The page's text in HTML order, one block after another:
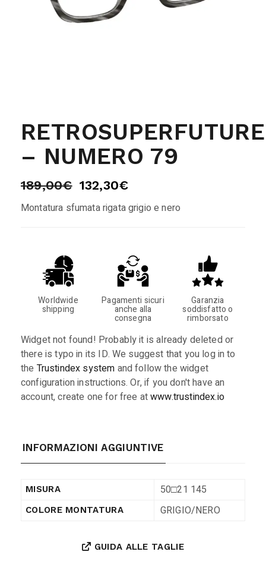
RETROSUPERFUTURE
– NUMERO 79
189,00€ 132,30€
Montatura sfumata rigata grigio e nero
Worldwide
shipping
Pagamenti sicuri
anche alla
consegna
Garanzia
soddisfatto o
rimborsato
Widget not found! Probably it is already deleted or
there is typo in its ID. We suggest that you log in to
the Trustindex system and follow the widget
configuration instructions. Or, if you don't have an
account, create one for free atwww.trustindex.io
INFORMAZIONI AGGIUNTIVE
MISURA 50□21 145
COLORE MONTATURA GRIGIO/NERO
GUIDA ALLE TAGLIE